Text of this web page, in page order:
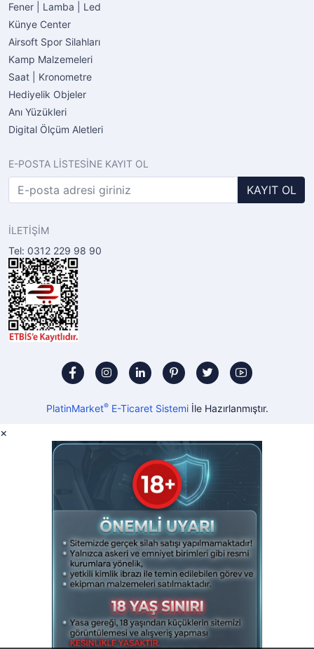
Fener | Lamba | Led
Künye Center
Airsoft Spor Silahları
Kamp Malzemeleri
Saat | Kronometre
Hediyelik Objeler
Anı Yüzükleri
Digital Ölçüm Aletleri
E-POSTA LİSTESİNE KAYIT OL
KAYIT OL
İLETİŞİM
Tel: 0312 229 98 90
PlatinMarket®E-Ticaret Sistemiİle Hazırlanmıştır.
×